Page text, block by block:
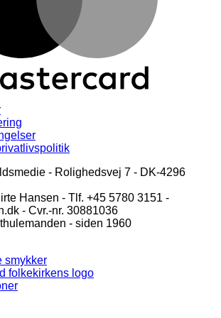
- Rolighedsvej 7 - DK-4296
Hansen - Tlf. +45 5780 3151 -
- Cvr.-nr. 30881036
- siden 1960
smykker
folkekirkens logo